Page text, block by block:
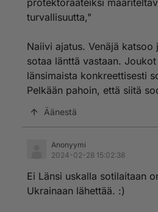
protektoraateiksi
turvallisuutta,"
Naiivi ajatus. Venäjä katsoo
sotaa länttä vastaan.
länsimaista konkreettisesti
Pelkään pahoin, että siitä
Äänestä
Anonyymi
2024-02-28 15:02:38
Ei Länsi uskalla sotilaitaan
Ukrainaan lähettää. :)